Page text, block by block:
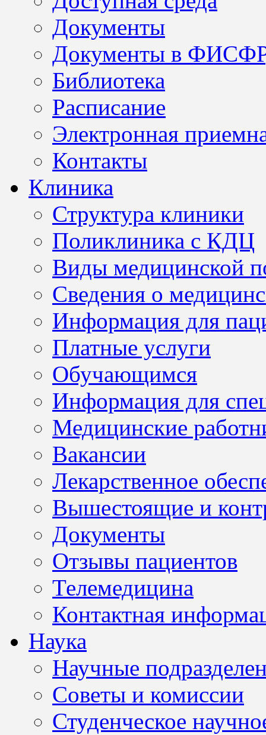
Документы
Документы в
Библиотека
Расписание
Электронная
Контакты
Клиника
Структура клиники
Поликлиника с КДЦ
Виды медицинской
Сведения о
Информация для
Платные услуги
Обучающимся
Информация для
Медицинские
Вакансии
Лекарственное
Вышестоящие и
Документы
Отзывы пациентов
Телемедицина
Контактная
Наука
Научные
Советы и комиссии
Студенческое